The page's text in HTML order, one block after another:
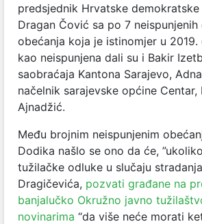
predsjednik Hrvatske demokratske
Dragan Čović sa po 7
obećanja koja je istinomjer u
kao neispunjena dali su i Bakir
saobraćaja Kantona Sarajevo,
načelnik sarajevske općine Centar,
Ajnadžić.
Među brojnim neispunjenim
Dodika našlo se ono da će,
tužilačke odluke u slučaju
Dragičevića, pozvati građane na
banjalučko Okružno javno
novinarima “da više neće morati